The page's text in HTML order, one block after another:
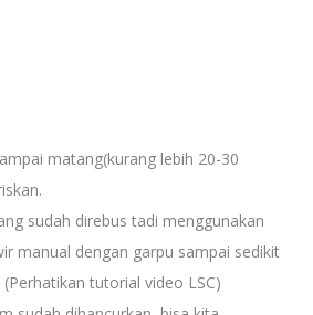
matang(kurang lebih 20-30
sudah direbus tadi menggunakan
manual dengan garpu sampai sedikit
tutorial video LSC)